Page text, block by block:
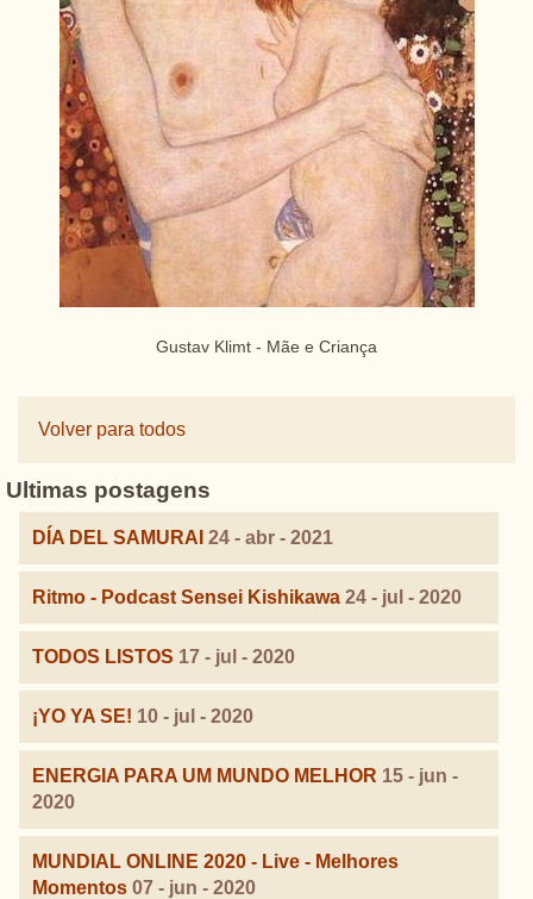
Gustav Klimt - Mãe e Criança
Volver para todos
Ultimas postagens
DÍA DEL SAMURAI 24 - abr - 2021
Ritmo - Podcast Sensei Kishikawa 24 - jul - 2020
TODOS LISTOS 17 - jul - 2020
¡YO YA SE! 10 - jul - 2020
ENERGIA PARA UM MUNDO MELHOR 15 - jun -
2020
MUNDIAL ONLINE 2020 - Live - Melhores
Momentos 07 - jun - 2020